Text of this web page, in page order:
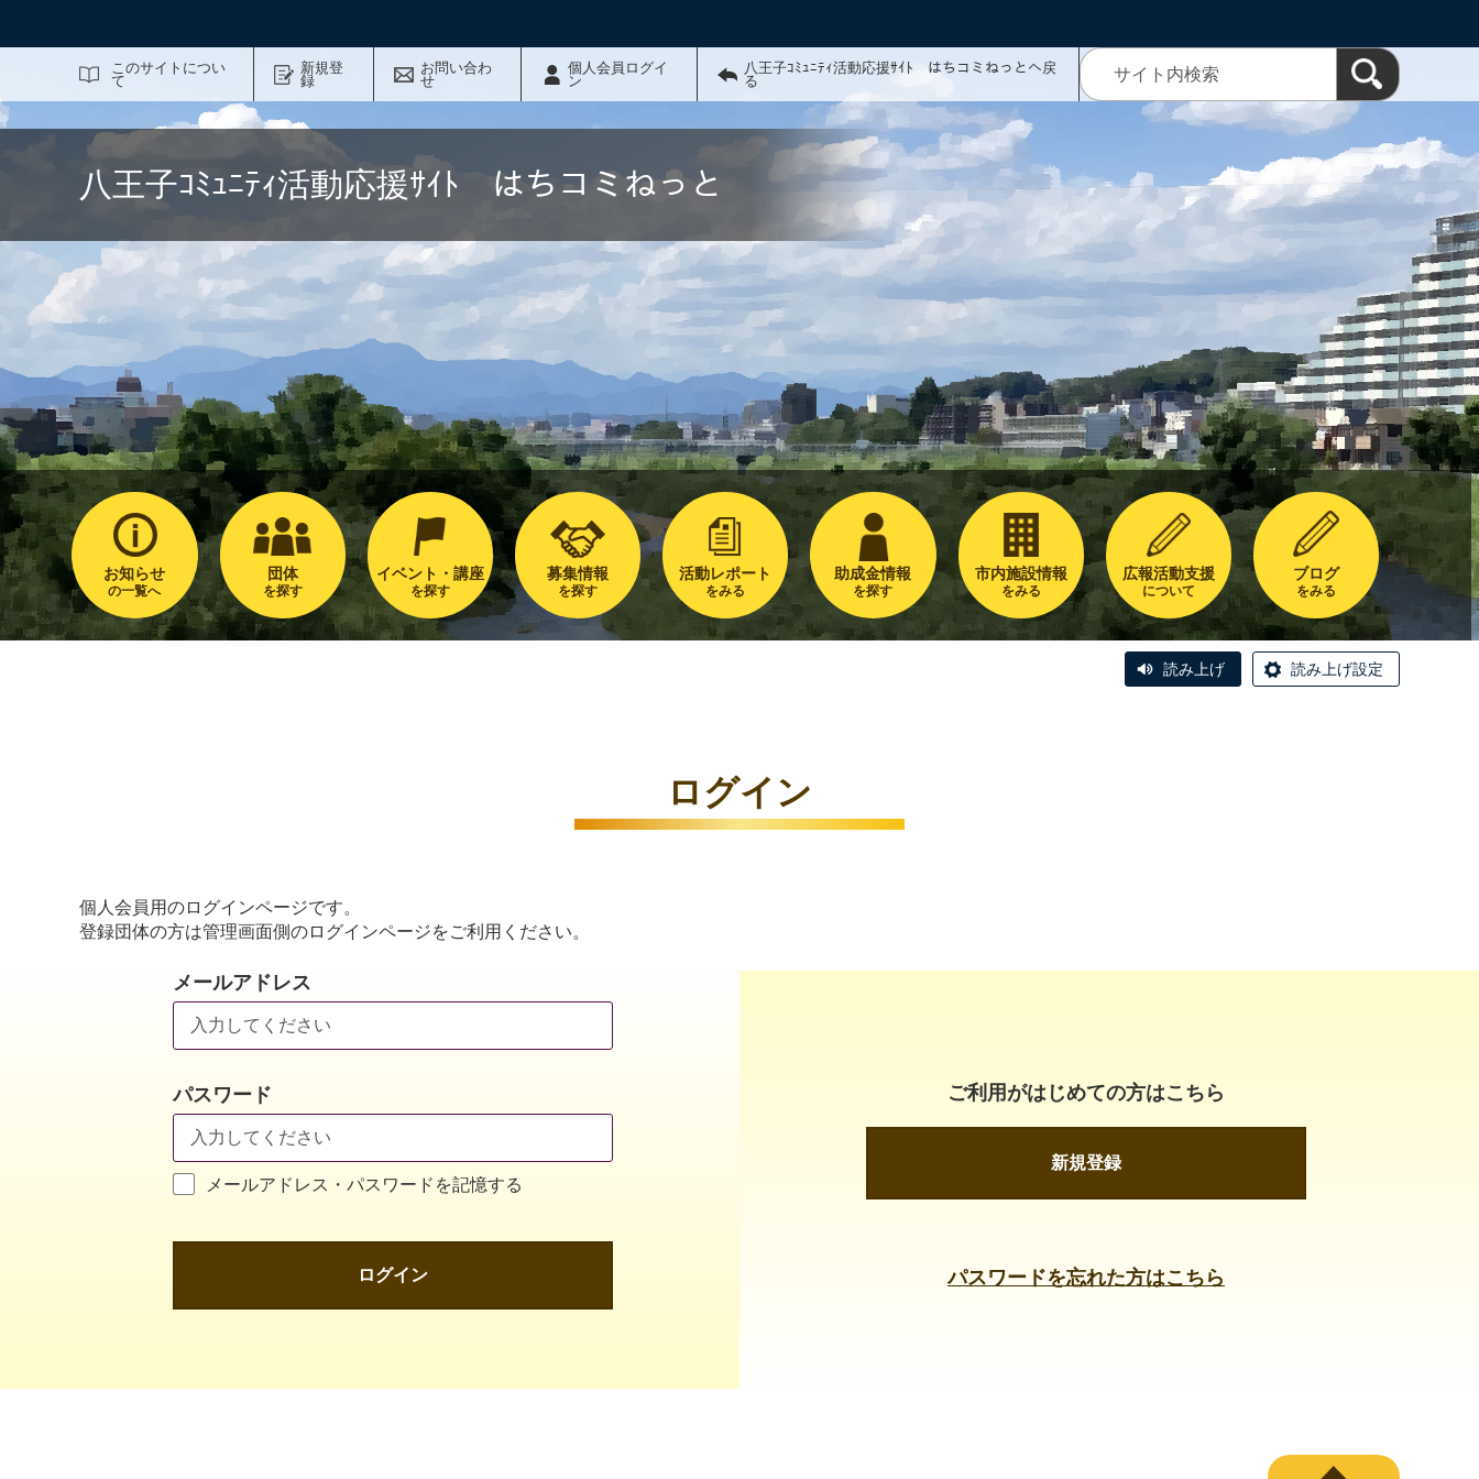
このサイトについ
て
新規登
録
お問い合わ
せ
個人会員ログイ
ン
八王子ｺﾐｭﾆﾃｨ活動応援ｻｲﾄ はちコミねっとへ戻
る
八王子ｺﾐｭﾆﾃｨ活動応援ｻｲﾄ はちコミねっと
お知らせ
の一覧へ
団体
を探す
イベント・講座
を探す
募集情報
を探す
活動レポート
をみる
助成金情報
を探す
市内施設情報
をみる
広報活動支援
について
ブログ
をみる
読み上げ 読み上げ設定
ログイン
個人会員用のログインページです。
登録団体の方は管理画面側のログインページをご利用ください。
メールアドレス
パスワード
メールアドレス・パスワードを記憶する
ログイン
ご利用がはじめての方はこちら
新規登録
パスワードを忘れた方はこちら